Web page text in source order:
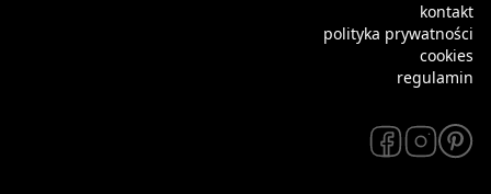
kontakt
polityka prywatności
cookies
regulamin